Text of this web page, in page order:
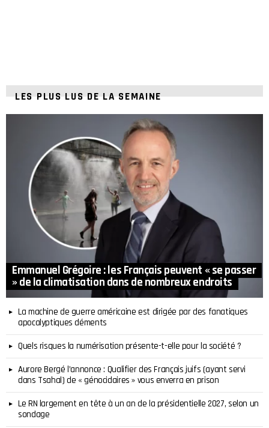
LES PLUS LUS DE LA SEMAINE
Emmanuel Grégoire : les Français peuvent « se passer
» de la climatisation dans de nombreux endroits
La machine de guerre américaine est dirigée par des fanatiques
apocalyptiques déments
Quels risques la numérisation présente-t-elle pour la société ?
Aurore Bergé l’annonce : Qualifier des Français juifs (ayant servi
dans Tsahal) de « génocidaires » vous enverra en prison
Le RN largement en tête à un an de la présidentielle 2027, selon un
sondage